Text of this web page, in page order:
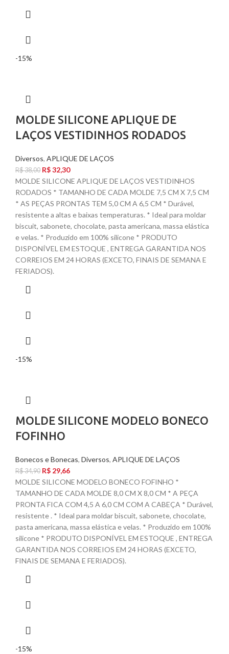
-15%
MOLDE SILICONE APLIQUE DE
LAÇOS VESTIDINHOS RODADOS
Diversos, APLIQUE DE LAÇOS
R$38,00 R$32,30
MOLDE SILICONE APLIQUE DE LAÇOS VESTIDINHOS
RODADOS * TAMANHO DE CADA MOLDE 7,5 CM X 7,5 CM
* AS PEÇAS PRONTAS TEM 5,0 CM A 6,5 CM * Durável,
resistente a altas e baixas temperaturas. * Ideal para moldar
biscuit, sabonete, chocolate, pasta americana, massa elástica
e velas. * Produzido em 100% silicone * PRODUTO
DISPONÍVEL EM ESTOQUE , ENTREGA GARANTIDA NOS
CORREIOS EM 24 HORAS (EXCETO, FINAIS DE SEMANA E
FERIADOS).
-15%
MOLDE SILICONE MODELO BONECO
FOFINHO
Bonecos e Bonecas, Diversos, APLIQUE DE LAÇOS
R$34,90 R$ 29,66
MOLDE SILICONE MODELO BONECO FOFINHO *
TAMANHO DE CADA MOLDE 8,0 CM X 8,0 CM * A PEÇA
PRONTA FICA COM 4,5 A 6,0 CM COM A CABEÇA * Durável,
resistente . * Ideal para moldar biscuit, sabonete, chocolate,
pasta americana, massa elástica e velas. * Produzido em 100%
silicone * PRODUTO DISPONÍVEL EM ESTOQUE , ENTREGA
GARANTIDA NOS CORREIOS EM 24 HORAS (EXCETO,
FINAIS DE SEMANA E FERIADOS).
-15%